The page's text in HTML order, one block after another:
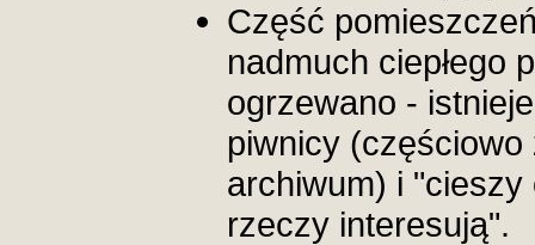
Część
nadmuch ciepłego
ogrzewano -
piwnicy (częściowo
archiwum) i
rzeczy interesują".